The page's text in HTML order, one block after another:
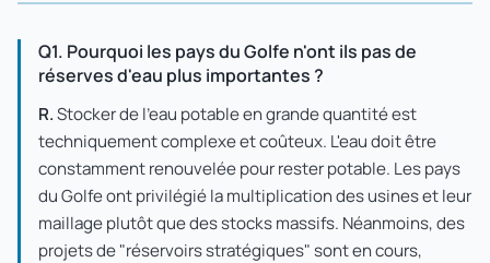
Q1. Pourquoi les pays du Golfe n'ont ils pas de
réserves d'eau plus importantes ?
R.Stocker de l'eau potable en grande quantité est
techniquement complexe et coûteux. L'eau doit être
constamment renouvelée pour rester potable. Les pays
du Golfe ont privilégié la multiplication des usines et leur
maillage plutôt que des stocks massifs. Néanmoins, des
projets de "réservoirs stratégiques" sont en cours,